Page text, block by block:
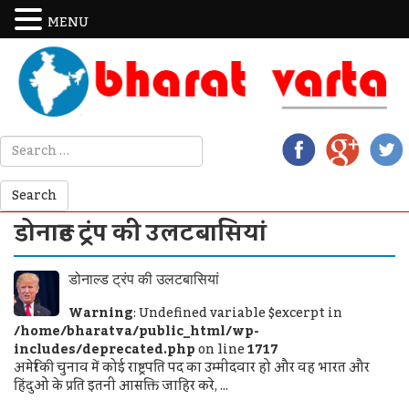
डोनाल्ड ट्रंप की उलटबासियां
डोनाल्ड ट्रंप की उलटबासियां
Warning: Undefined variable $excerpt in
/home/bharatva/public_html/wp-
includes/deprecated.phpon line1717
अमेरिकी चुनाव में कोई राष्ट्रपति पद का उम्मीदवार हो और वह भारत और
हिंदुओं के प्रति इतनी आसक्ति जाहिर करे, ...
MENU